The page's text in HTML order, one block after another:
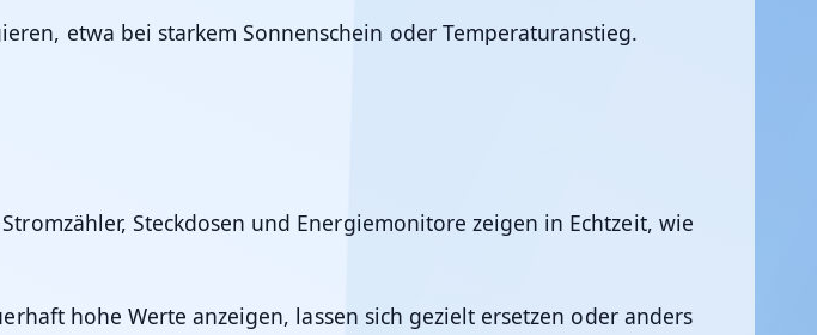
etwa bei starkem Sonnenschein oder Temperaturanstieg.
Steckdosen und Energiemonitore zeigen in Echtzeit, wie
hohe Werte anzeigen, lassen sich gezielt ersetzen oder anders